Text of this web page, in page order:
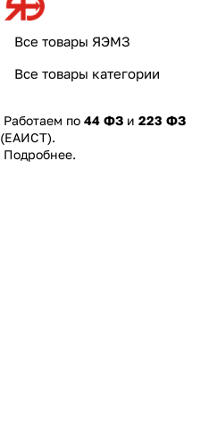
Все товары ЯЭМЗ
Все товары категории
Работаем по 44 ФЗ и 223 ФЗ
(ЕАИСТ).
Подробнее.